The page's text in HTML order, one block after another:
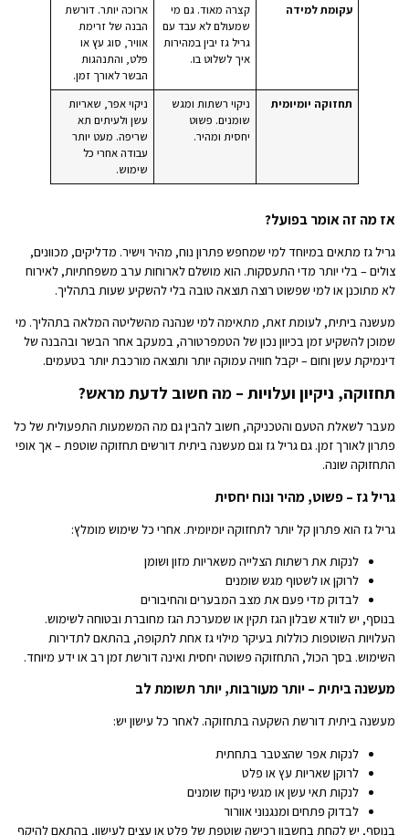
עקומת למידה
קצרה מאוד. גם מי
שמעולם לא עבד עם
גריל גז יבין במהירות
איך לשלוט בו.
ארוכה יותר. דורשת
הבנה של זרימת
אוויר, סוג עץ או
פלט, והתנהגות
הבשר לאורך זמן.
תחזוקה יומיומית
ניקוי רשתות ומגש
שומנים. פשוט
יחסית ומהיר.
ניקוי אפר, שאריות
עשן ולעיתים תא
שריפה. מעט יותר
עבודה אחרי כל
שימוש.
אז מה זה אומר בפועל?
גריל גז מתאים במיוחד למי שמחפש פתרון נוח, מהיר וישיר. מדליקים, מכוונים,
צולים – בלי יותר מדי התעסקות. הוא מושלם לארוחות ערב משפחתיות, לאירוח
לא מתוכנן או למי שפשוט רוצה תוצאה טובה בלי להשקיע שעות בתהליך.
מעשנה ביתית, לעומת זאת, מתאימה למי שנהנה מהשליטה המלאה בתהליך. מי
שמוכן להשקיע זמן בכיוון נכון של הטמפרטורה, במעקב אחר הבשר ובהבנה של
דינמיקת עשן וחום – יקבל חוויה עמוקה יותר ותוצאה מורכבת יותר בטעמים.
תחזוקה, ניקיון ועלויות – מה חשוב לדעת מראש?
מעבר לשאלת הטעם והטכניקה, חשוב להבין גם מה המשמעות התפעולית של כל
פתרון לאורך זמן. גם גריל גז וגם מעשנה ביתית דורשים תחזוקה שוטפת – אך אופי
התחזוקה שונה.
גריל גז – פשוט, מהיר ונוח יחסית
גריל גז הוא פתרון קל יותר לתחזוקה יומיומית. אחרי כל שימוש מומלץ:
לנקות את רשתות הצלייה משאריות מזון ושומן
לרוקן או לשטוף מגש שומנים
לבדוק מדי פעם את מצב המבערים והחיבורים
בנוסף, יש לוודא שבלון הגז תקין או שמערכת הגז מחוברת ובטוחה לשימוש.
העלויות השוטפות כוללות בעיקר מילוי גז אחת לתקופה, בהתאם לתדירות
השימוש. בסך הכול, התחזוקה פשוטה יחסית ואינה דורשת זמן רב או ידע מיוחד.
מעשנה ביתית – יותר מעורבות, יותר תשומת לב
מעשנה ביתית דורשת השקעה בתחזוקה. לאחר כל עישון יש:
לנקות אפר שהצטבר בתחתית
לרוקן שאריות עץ או פלט
לנקות תאי עשן או מגשי ניקוז שומנים
לבדוק פתחים ומנגנוני אוורור
בנוסף, יש לקחת בחשבון רכישה שוטפת של פלט או עצים לעישון, בהתאם להיקף